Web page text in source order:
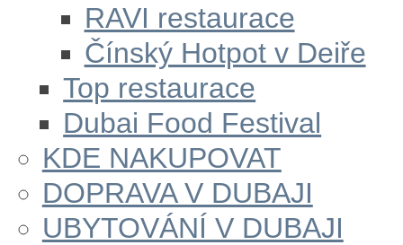
RAVI restaurace
Čínský Hotpot v Deiře
Top restaurace
Dubai Food Festival
KDE NAKUPOVAT
DOPRAVA V DUBAJI
UBYTOVÁNÍ V DUBAJI